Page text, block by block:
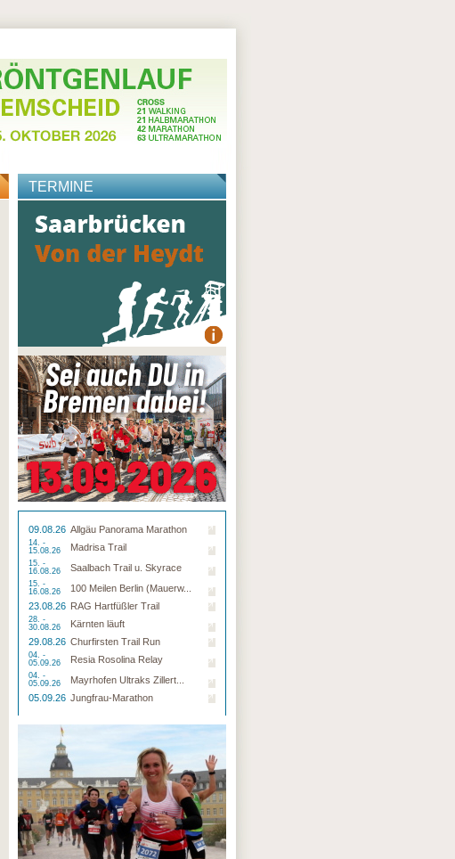
TERMINE
09.08.26 Allgäu Panorama Marathon
14. -
15.08.26
Madrisa Trail
15. -
16.08.26
Saalbach Trail u. Skyrace
15. -
16.08.26
100 Meilen Berlin (Mauerw...
23.08.26 RAG Hartfüßler Trail
28. -
30.08.26
Kärnten läuft
29.08.26 Churfirsten Trail Run
04. -
05.09.26
Resia Rosolina Relay
04. -
05.09.26
Mayrhofen Ultraks Zillert...
05.09.26 Jungfrau-Marathon